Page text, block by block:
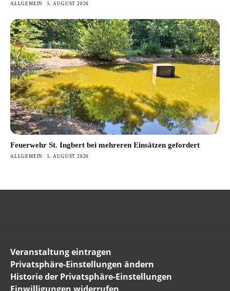
ALLGEMEIN 5. AUGUST 2026
Feuerwehr St. Ingbert bei mehreren Einsätzen gefordert
ALLGEMEIN 5. AUGUST 2026
Veranstaltung eintragen
Privatsphäre-Einstellungen ändern
Historie der Privatsphäre-Einstellungen